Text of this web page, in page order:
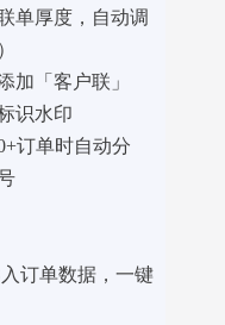
单厚度，自动调
加「客户联」
识水印
订单时自动分
订单数据，一键